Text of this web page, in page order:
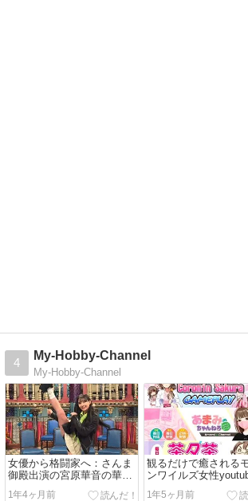
4
My-Hobby-Channel
My-Hobby-Channel
女優から格闘家へ：さんま
御殿出演の宮原華音の華麗
なる経歴とは？
1年4ヶ月前
観るだけで癒される
ンワイルズ女性
1年5ヶ月前